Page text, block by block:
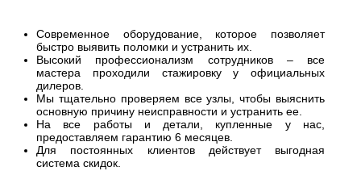
Современное оборудование, которое позволяет
быстро выявить поломки и устранить их.
Высокий профессионализм сотрудников – все
мастера проходили стажировку у официальных
дилеров.
Мы тщательно проверяем все узлы, чтобы выяснить
основную причину неисправности и устранить ее.
На все работы и детали, купленные у нас,
предоставляем гарантию 6 месяцев.
Для постоянных клиентов действует выгодная
система скидок.